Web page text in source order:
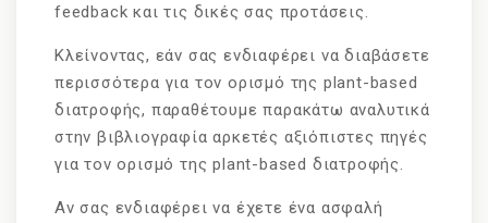
feedback και τις δικές σας προτάσεις.
Κλείνοντας, εάν σας ενδιαφέρει να διαβάσετε
περισσότερα για τον ορισμό της plant-based
διατροφής, παραθέτουμε παρακάτω αναλυτικά
στην βιβλιογραφία αρκετές αξιόπιστες πηγές
για τον ορισμό της plant-based διατροφής.
Αν σας ενδιαφέρει να έχετε ένα ασφαλή